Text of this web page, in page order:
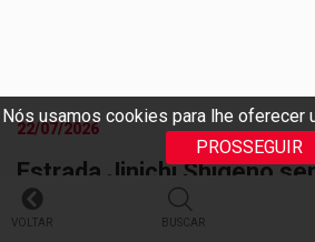
Nós usamos cookies para lhe oferecer
PROSSEGUIR
22/07/2026
Estrada Jinichi Shigeno
transformada na nova
VOLTAR BUSCAR